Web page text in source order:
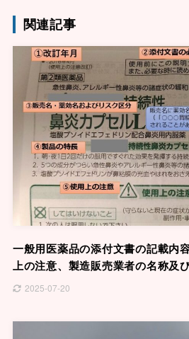
関連記事
一般用医薬品の添付文書の記載内
上の注意、製造販売業者の名称及
2025-07-20